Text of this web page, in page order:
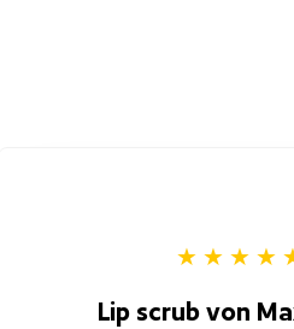
Lip scrub von